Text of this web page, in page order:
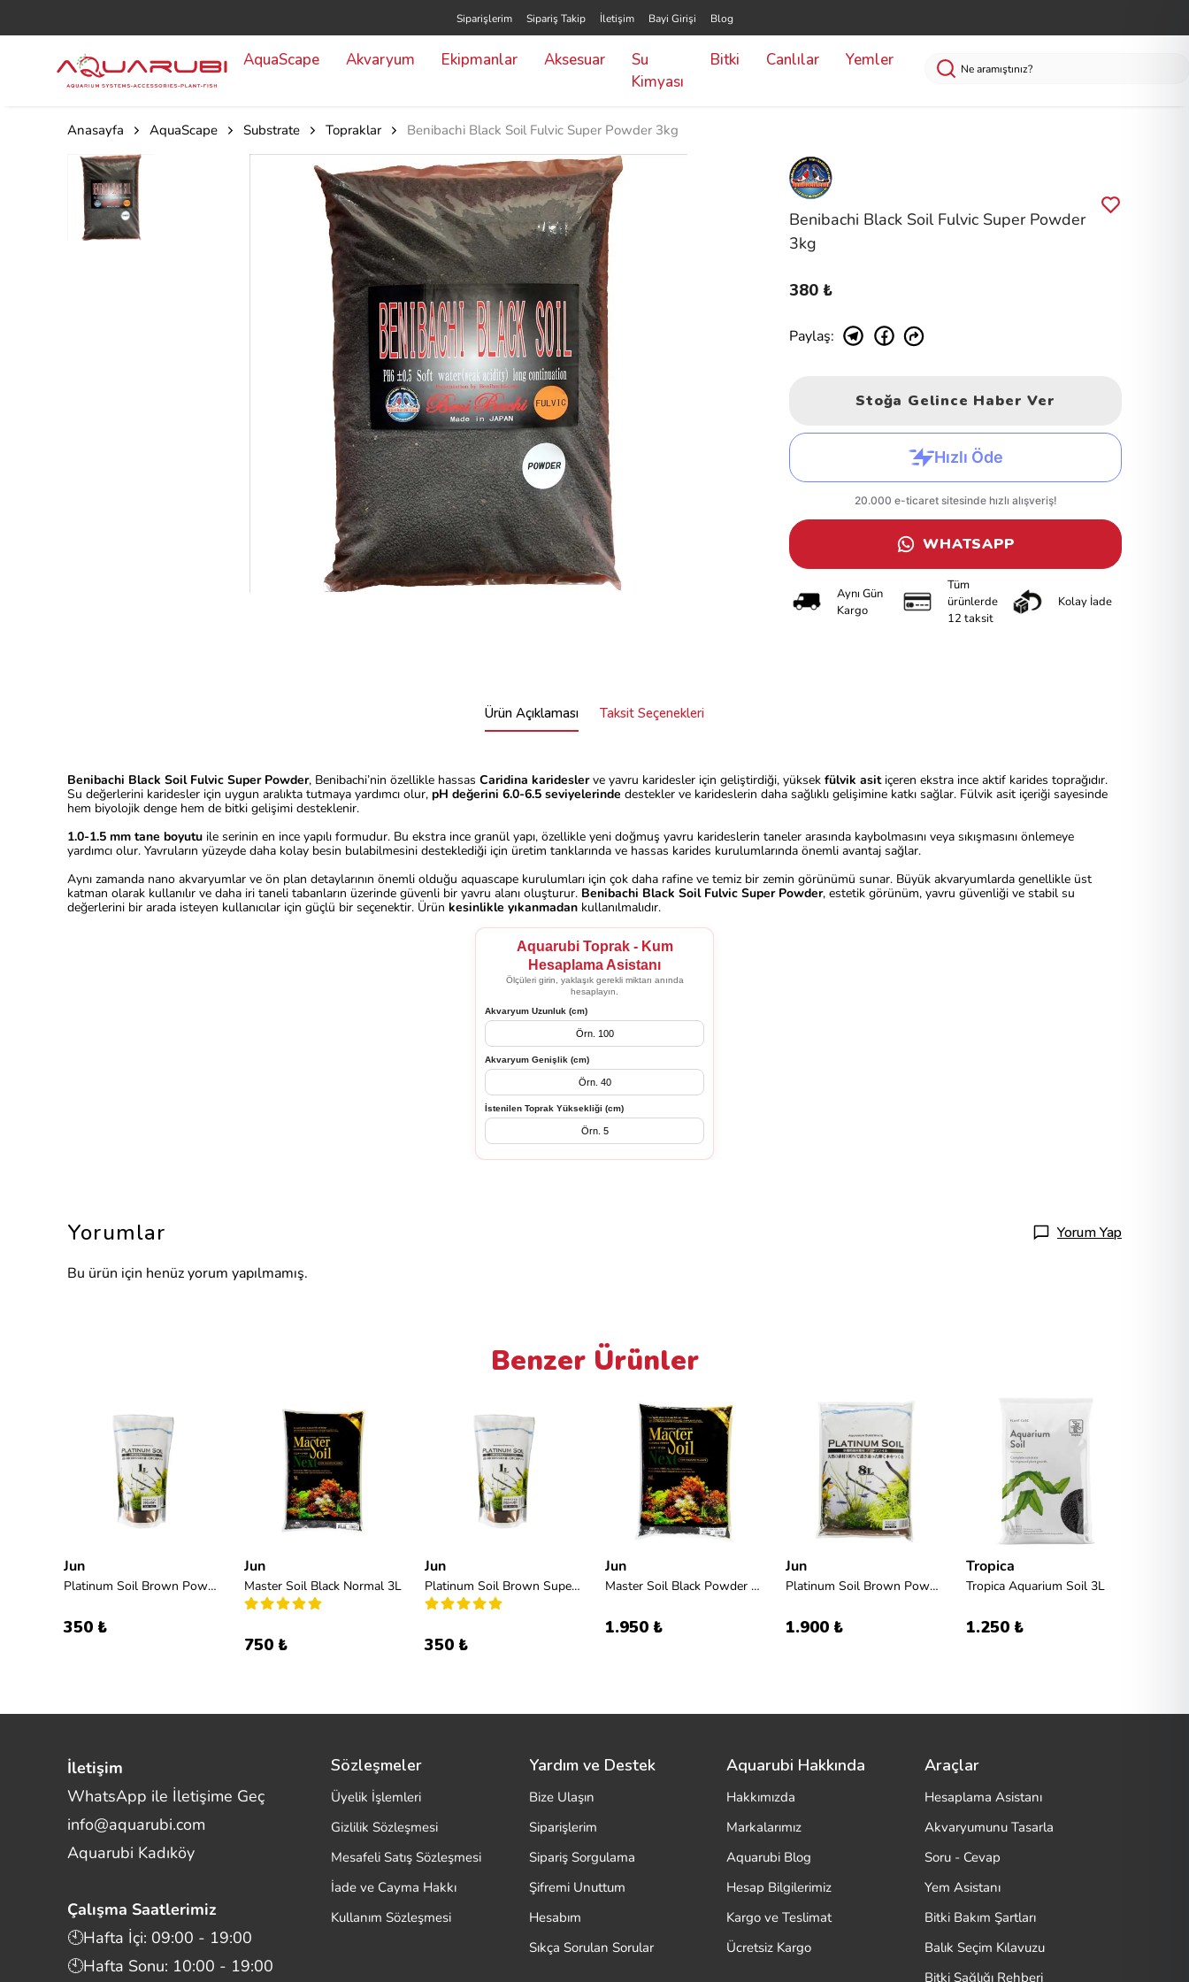
Siparişlerim Sipariş Takip İletişim Bayi Girişi Blog
AquaScape Akvaryum Ekipmanlar Aksesuar
Su
Kimyası
Bitki Canlılar Yemler
Anasayfa AquaScape Substrate Topraklar Benibachi Black Soil Fulvic Super Powder 3kg
Benibachi Black Soil Fulvic Super Powder
3kg
380 ₺
Paylaş:
Stoğa Gelince Haber Ver
WHATSAPP
Aynı Gün
Kargo
Tüm
ürünlerde
12 taksit
Kolay İade
Ürün Açıklaması Taksit Seçenekleri
Benibachi Black Soil Fulvic Super Powder, Benibachi’nin özellikle hassas Caridina karideslerve yavru karidesler için geliştirdiği, yüksek fülvik asitiçeren ekstra ince aktif karides toprağıdır.
Su değerlerini karidesler için uygun aralıkta tutmaya yardımcı olur, pH değerini 6.0-6.5 seviyelerinde destekler ve karideslerin daha sağlıklı gelişimine katkı sağlar. Fülvik asit içeriği sayesinde
hem biyolojik denge hem de bitki gelişimi desteklenir.
1.0-1.5 mm tane boyutu ile serinin en ince yapılı formudur. Bu ekstra ince granül yapı, özellikle yeni doğmuş yavru karideslerin taneler arasında kaybolmasını veya sıkışmasını önlemeye
yardımcı olur. Yavruların yüzeyde daha kolay besin bulabilmesini desteklediği için üretim tanklarında ve hassas karides kurulumlarında önemli avantaj sağlar.
Aynı zamanda nano akvaryumlar ve ön plan detaylarının önemli olduğu aquascape kurulumları için çok daha rafine ve temiz bir zemin görünümü sunar. Büyük akvaryumlarda genellikle üst
katman olarak kullanılır ve daha iri taneli tabanların üzerinde güvenli bir yavru alanı oluşturur. Benibachi Black Soil Fulvic Super Powder, estetik görünüm, yavru güvenliği ve stabil su
değerlerini bir arada isteyen kullanıcılar için güçlü bir seçenektir. Ürün kesinlikle yıkanmadan kullanılmalıdır.
Aquarubi Toprak - Kum
Hesaplama Asistanı
Ölçüleri girin, yaklaşık gerekli miktarı anında
hesaplayın.
Akvaryum Uzunluk (cm)
Akvaryum Genişlik (cm)
İstenilen Toprak Yüksekliği (cm)
Yorumlar Yorum Yap
Bu ürün için henüz yorum yapılmamış.
Benzer Ürünler
Jun
Platinum Soil Brown Powder 1l
350 ₺
Jun
Master Soil Black Normal 3L
750 ₺
Jun
Platinum Soil Brown Super Powder 1l
350 ₺
Jun
Master Soil Black Powder 8L
1.950 ₺
Jun
Platinum Soil Brown Powder 8l
1.900 ₺
Tropica
Tropica Aquarium Soil 3L
1.250 ₺
Sözleşmeler
Üyelik İşlemleri
Gizlilik Sözleşmesi
Mesafeli Satış Sözleşmesi
İade ve Cayma Hakkı
Kullanım Sözleşmesi
Yardım ve Destek
Bize Ulaşın
Siparişlerim
Sipariş Sorgulama
Şifremi Unuttum
Hesabım
Sıkça Sorulan Sorular
Aquarubi Hakkında
Hakkımızda
Markalarımız
Aquarubi Blog
Hesap Bilgilerimiz
Kargo ve Teslimat
Ücretsiz Kargo
Araçlar
Hesaplama Asistanı
Akvaryumunu Tasarla
Soru - Cevap
Yem Asistanı
Bitki Bakım Şartları
Balık Seçim Kılavuzu
Bitki Sağlığı Rehberi
İletişim
WhatsApp ile İletişime Geç
info@aquarubi.com
Aquarubi Kadıköy
Çalışma Saatlerimiz
🕙Hafta İçi: 09:00 - 19:00
🕙Hafta Sonu: 10:00 - 19:00
Merhaba! Size nasıl yardımcı
olabilirim?
İletişim
Bilgi